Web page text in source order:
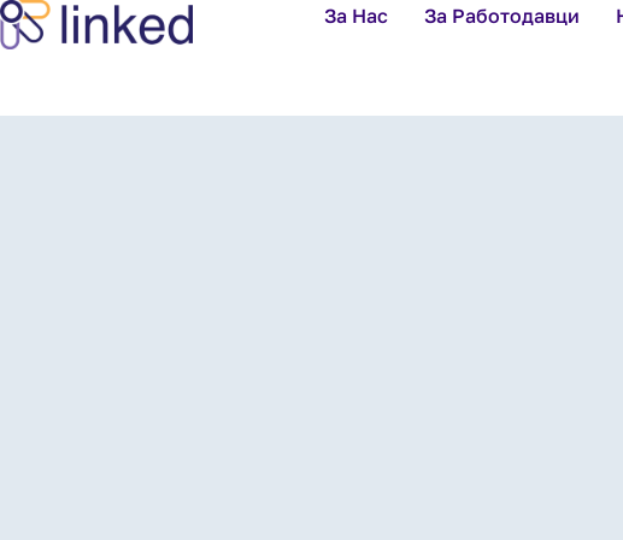
За Нас За Работодавци